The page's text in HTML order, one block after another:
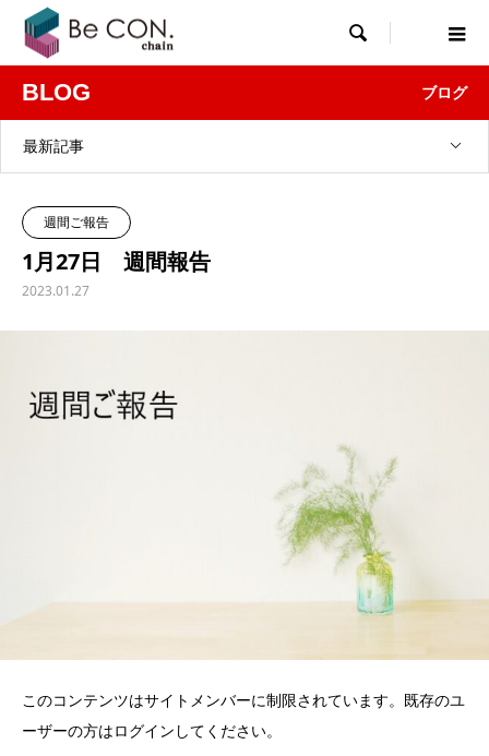

BLOG ブログ
最新記事
週間ご報告
1月27日 週間報告
2023.01.27
このコンテンツはサイトメンバーに制限されています。既存のユ
ーザーの方はログインしてください。